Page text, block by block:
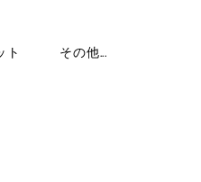
ト その他...